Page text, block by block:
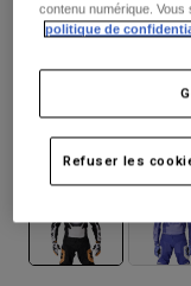
Protections
Chaussettes
Pièces de
Masques
Chaussettes
Pièces de
Sweats et Pulls
Voir tout
Enfants
Casques
Maillots
Pantalons
Protections
Gants
Masques
180 Noble
Disponible en 2
contenu numérique.
politique de
Refuser les